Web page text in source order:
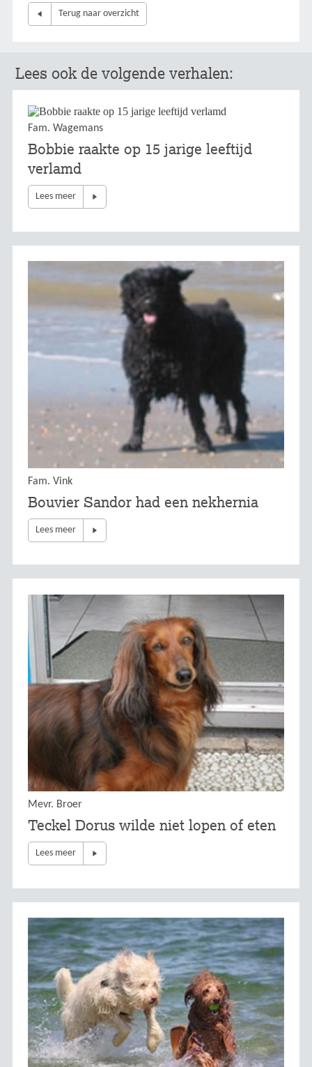
Terug naar overzicht
Lees ook de volgende verhalen:
Fam. Wagemans
Bobbie raakte op 15 jarige leeftijd
verlamd
Lees meer
Fam. Vink
Bouvier Sandor had een nekhernia
Lees meer
Mevr. Broer
Teckel Dorus wilde niet lopen of eten
Lees meer